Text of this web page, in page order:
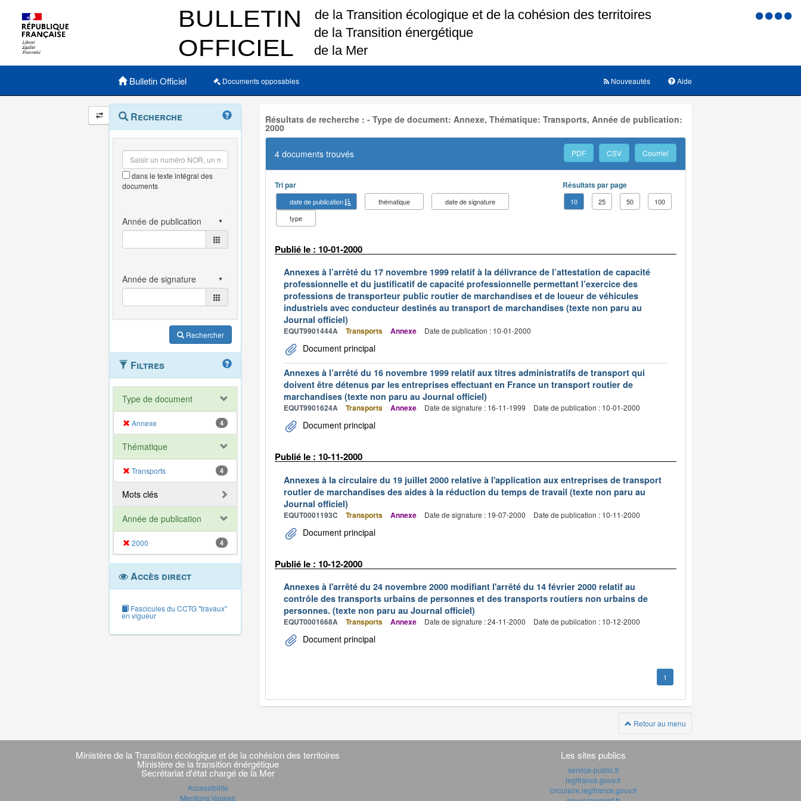
Menu
Menu principal
Bulletin Officiel Documents opposables Aide
Nouveautés
Navigation
et
outils
annexes
Menu
contextuel
Recherche
dans le texte intégral des
documents
Rechercher
Filtres
Type de document
Annexe 4
Thématique
Transports 4
Mots clés
Année de publication
2000 4
Accès direct
Fascicules du CCTG "travaux"
en vigueur
Résultats de recherche : - Type de document: Annexe, Thématique: Transports, Année de publication:
2000
4 documents trouvés PDF CSV Courriel
Tri par
date de publication thématique
date de signature
type
Résultats par page
10 25 50 100
Publié le : 10-01-2000
Annexes à l’arrêté du 17 novembre 1999 relatif à la délivrance de l’attestation de capacité
professionnelle et du justificatif de capacité professionnelle permettant l’exercice des
professions de transporteur public routier de marchandises et de loueur de véhicules
industriels avec conducteur destinés au transport de marchandises (texte non paru au
Journal officiel)
EQUT9901444A Transports Annexe Date de publication : 10-01-2000
Document principal
Annexes à l’arrêté du 16 novembre 1999 relatif aux titres administratifs de transport qui
doivent être détenus par les entreprises effectuant en France un transport routier de
marchandises (texte non paru au Journal officiel)
EQUT9901624A Transports Annexe Date de signature : 16-11-1999 Date de publication : 10-01-2000
Document principal
Publié le : 10-11-2000
Annexes à la circulaire du 19 juillet 2000 relative à l'application aux entreprises de transport
routier de marchandises des aides à la réduction du temps de travail (texte non paru au
Journal officiel)
EQUT0001193C Transports Annexe Date de signature : 19-07-2000 Date de publication : 10-11-2000
Document principal
Publié le : 10-12-2000
Annexes à l'arrêté du 24 novembre 2000 modifiant l'arrêté du 14 février 2000 relatif au
contrôle des transports urbains de personnes et des transports routiers non urbains de
personnes. (texte non paru au Journal officiel)
EQUT0001668A Transports Annexe Date de signature : 24-11-2000 Date de publication : 10-12-2000
Document principal
1
Retour au menu
Navigation
transverseMinistère de la Transition écologique et de la cohésion des territoires
Ministère de la transition énérgétique
Secrétariat d'état chargé de la Mer
Accessibilité
Mentions légales
Les sites publics
service-public.fr
legifrance.gouv.fr
circulaire.legifrance.gouv.fr